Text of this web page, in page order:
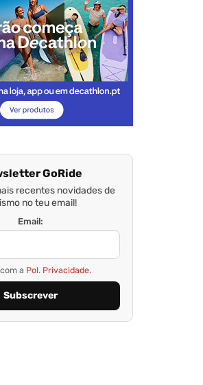
GoRide
recentes novidades de
no teu email!
Email:
a Pol. Privacidade.